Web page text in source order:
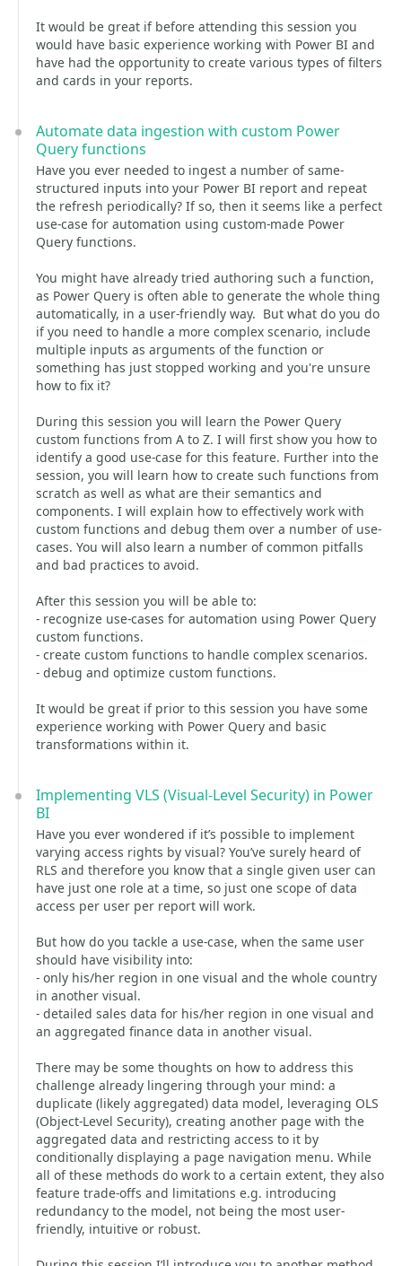
It would be great if before attending this session you
would have basic experience working with Power BI and
have had the opportunity to create various types of filters
and cards in your reports.
Automate data ingestion with custom Power
Query functions
Have you ever needed to ingest a number of same-
structured inputs into your Power BI report and repeat
the refresh periodically? If so, then it seems like a perfect
use-case for automation using custom-made Power
Query functions.
You might have already tried authoring such a function,
as Power Query is often able to generate the whole thing
automatically, in a user-friendly way. But what do you do
if you need to handle a more complex scenario, include
multiple inputs as arguments of the function or
something has just stopped working and you're unsure
how to fix it?
During this session you will learn the Power Query
custom functions from A to Z. I will first show you how to
identify a good use-case for this feature. Further into the
session, you will learn how to create such functions from
scratch as well as what are their semantics and
components. I will explain how to effectively work with
custom functions and debug them over a number of use-
cases. You will also learn a number of common pitfalls
and bad practices to avoid.
After this session you will be able to:
- recognize use-cases for automation using Power Query
custom functions.
- create custom functions to handle complex scenarios.
- debug and optimize custom functions.
It would be great if prior to this session you have some
experience working with Power Query and basic
transformations within it.
Implementing VLS (Visual-Level Security) in Power
BI
Have you ever wondered if it’s possible to implement
varying access rights by visual? You’ve surely heard of
RLS and therefore you know that a single given user can
have just one role at a time, so just one scope of data
access per user per report will work.
But how do you tackle a use-case, when the same user
should have visibility into:
- only his/her region in one visual and the whole country
in another visual.
- detailed sales data for his/her region in one visual and
an aggregated finance data in another visual.
There may be some thoughts on how to address this
challenge already lingering through your mind: a
duplicate (likely aggregated) data model, leveraging OLS
(Object-Level Security), creating another page with the
aggregated data and restricting access to it by
conditionally displaying a page navigation menu. While
all of these methods do work to a certain extent, they also
feature trade-offs and limitations e.g. introducing
redundancy to the model, not being the most user-
friendly, intuitive or robust.